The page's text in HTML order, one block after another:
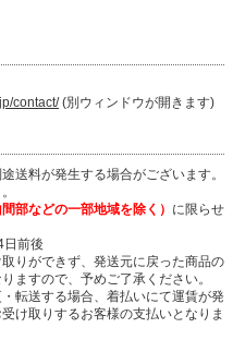
contact/(別ウィンドウが開きます)
送料が発生する場合がございます。
部などの一部地域を除く） に限らせ
日前後
りができず、発送元に戻った商品の
ますので、予めご了承ください。
転送する場合、着払いにて運賃が発
け取りするお客様の支払いとなりま